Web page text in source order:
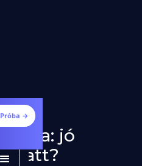
→
jó
alatt?